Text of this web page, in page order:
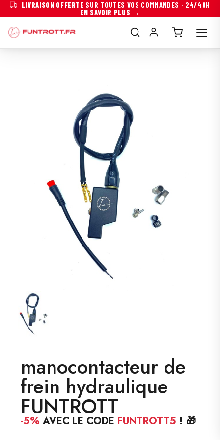
LIVRAISON OFFERTE SUR TOUTES VOS COMMANDES · 24/48H
EN SAVOIR PLUS →
manocontacteur de
frein hydraulique
FUNTROTT
-5% AVEC LE CODE FUNTROTT5 ! 🎁